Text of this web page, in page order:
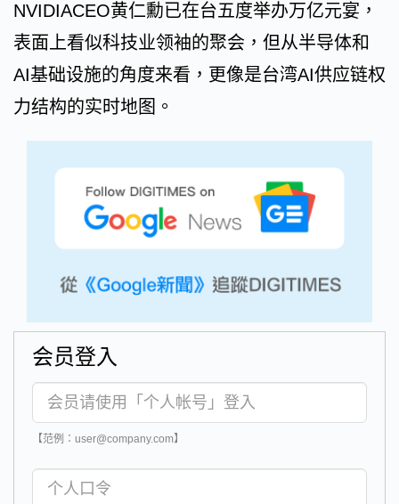
NVIDIACEO黄仁勳已在台五度举办万亿元宴，
表面上看似科技业领袖的聚会，但从半导体和
AI基础设施的角度来看，更像是台湾AI供应链权
力结构的实时地图。
会员登入
【范例：user@company.com】